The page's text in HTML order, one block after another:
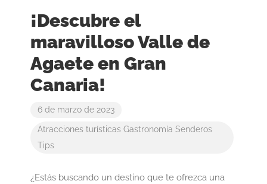
¡Descubre el
maravilloso Valle de
Agaete en Gran
Canaria!
6 de marzo de 2023
Atracciones turísticas Gastronomía Senderos
Tips
¿Estás buscando un destino que te ofrezca una